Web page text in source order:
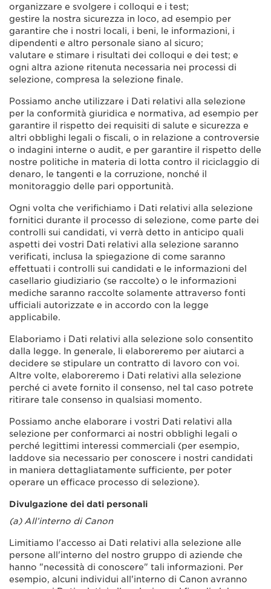
organizzare e svolgere i colloqui e i test;
gestire la nostra sicurezza in loco, ad esempio per
garantire che i nostri locali, i beni, le informazioni, i
dipendenti e altro personale siano al sicuro;
valutare e stimare i risultati dei colloqui e dei test; e
ogni altra azione ritenuta necessaria nei processi di
selezione, compresa la selezione finale.
Possiamo anche utilizzare i Dati relativi alla selezione
per la conformità giuridica e normativa, ad esempio per
garantire il rispetto dei requisiti di salute e sicurezza e
altri obblighi legali o fiscali, o in relazione a controversie
o indagini interne o audit, e per garantire il rispetto delle
nostre politiche in materia di lotta contro il riciclaggio di
denaro, le tangenti e la corruzione, nonché il
monitoraggio delle pari opportunità.
Ogni volta che verifichiamo i Dati relativi alla selezione
fornitici durante il processo di selezione, come parte dei
controlli sui candidati, vi verrà detto in anticipo quali
aspetti dei vostri Dati relativi alla selezione saranno
verificati, inclusa la spiegazione di come saranno
effettuati i controlli sui candidati e le informazioni del
casellario giudiziario (se raccolte) o le informazioni
mediche saranno raccolte solamente attraverso fonti
ufficiali autorizzate e in accordo con la legge
applicabile.
Elaboriamo i Dati relativi alla selezione solo consentito
dalla legge. In generale, li elaboreremo per aiutarci a
decidere se stipulare un contratto di lavoro con voi.
Altre volte, elaboreremo i Dati relativi alla selezione
perché ci avete fornito il consenso, nel tal caso potrete
ritirare tale consenso in qualsiasi momento.
Possiamo anche elaborare i vostri Dati relativi alla
selezione per conformarci ai nostri obblighi legali o
perché legittimi interessi commerciali (per esempio,
laddove sia necessario per conoscere i nostri candidati
in maniera dettagliatamente sufficiente, per poter
operare un efficace processo di selezione).
Divulgazione dei dati personali
(a) All’interno di Canon
Limitiamo l'accesso ai Dati relativi alla selezione alle
persone all'interno del nostro gruppo di aziende che
hanno "necessità di conoscere" tali informazioni. Per
esempio, alcuni individui all'interno di Canon avranno